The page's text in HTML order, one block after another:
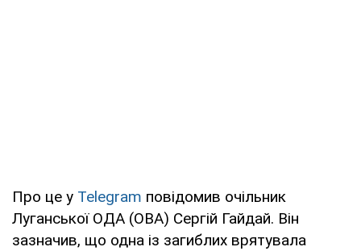
Про це у Telegram повідомив очільник
Луганської ОДА (ОВА) Сергій Гайдай. Він
зазначив, що одна із загиблих врятувала